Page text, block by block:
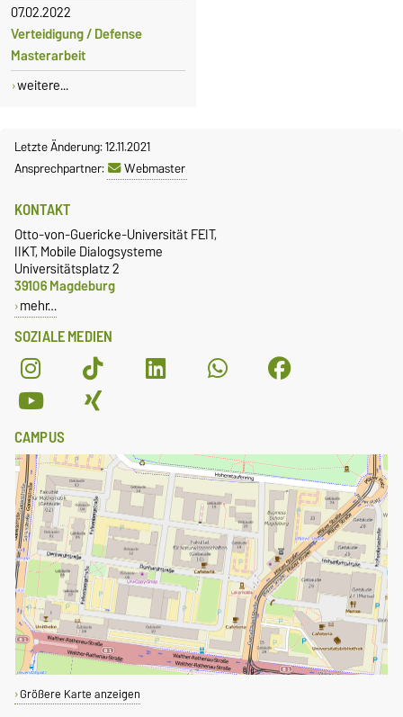
07.02.2022
Verteidigung / Defense
Masterarbeit
weitere...
Letzte Änderung: 12.11.2021
Ansprechpartner:
Webmaster
SOZIALE MEDIEN
KONTAKT
Otto-von-Guericke-Universität FEIT,
IIKT, Mobile Dialogsysteme
Universitätsplatz 2
39106 Magdeburg
mehr…
CAMPUS
Größere Karte anzeigen